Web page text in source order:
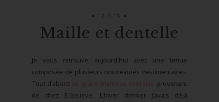
12.1.15
Maille et dentelle
Je vous retrouve aujourd'hui avec une tenue
composée de plusieurs nouveautés vestimentaires.
Tout d'abord
provenant
de chez E-believe. L'hiver dernier j'avais déjà